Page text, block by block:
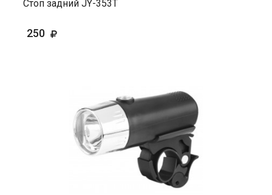
Стоп задний JY-353T
250